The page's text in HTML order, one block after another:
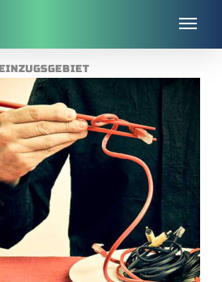
EINZUGSGEBIET